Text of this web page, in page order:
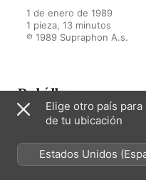
1 de enero de 1989
1 pieza, 13 minutos
℗ 1989 Supraphon A.s.
Del álbum
Guitar
Lubomír
Elige otro país
de tu ubicación
Estados Unidos
México)